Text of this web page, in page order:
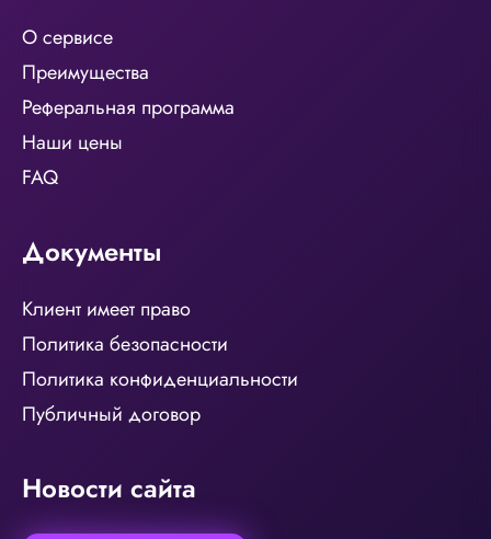
О сервисе
Преимущества
Реферальная программа
Наши цены
FAQ
Документы
Клиент имеет право
Политика безопасности
Политика конфиденциальности
Публичный договор
Новости сайта